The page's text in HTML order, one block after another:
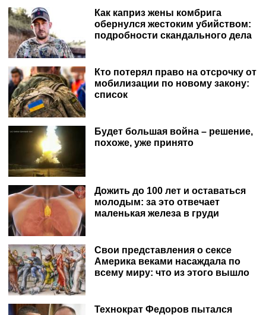
Как каприз жены комбрига
обернулся жестоким убийством:
подробности скандального дела
Кто потерял право на отсрочку от
мобилизации по новому закону:
список
Будет большая война – решение,
похоже, уже принято
Дожить до 100 лет и оставаться
молодым: за это отвечает
маленькая железа в груди
Свои представления о сексе
Америка веками насаждала по
всему миру: что из этого вышло
Технократ Федоров пытался